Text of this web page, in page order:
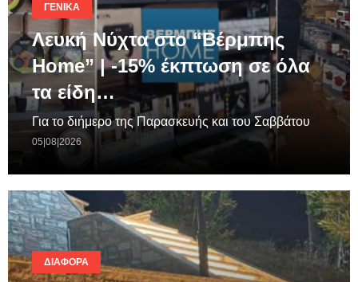
ΓΕΝΙΚΆ
Λευκή Νύχτα στο “Βέρμπης
Home” | -15% έκπτωση σε όλα
τα είδη…
Για το διήμερο της Παρασκευής και του Σαββάτου
05|08|2026
ΔΙΆΦΟΡΑ